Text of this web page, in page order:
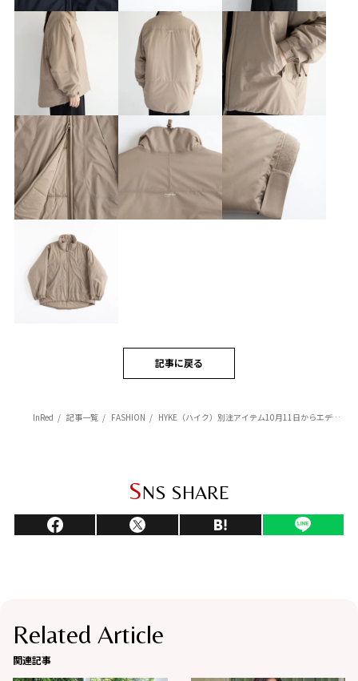
記事に戻る
InRed 記事一覧 FASHION HYKE（ハイク）別注アイテム10月11日からエディション、スーパー エー マーケット、ランド オブ トゥモロー 心斎橋店で発売
SNS SHARE
Related Article
関連記事